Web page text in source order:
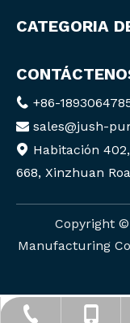
CATEGORIA
 +86-
 sales@jush-
 Habitación
668, Xinzhuan
Copyright
Manufacturing